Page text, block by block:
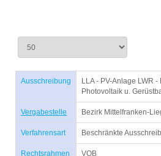
Ausschreibung
LLA - PV-Anlage LWR
Photovoltaik u.
Vergabestelle Bezirk Mittelfranken-
Verfahrensart Beschränkte
Rechtsrahmen VOB